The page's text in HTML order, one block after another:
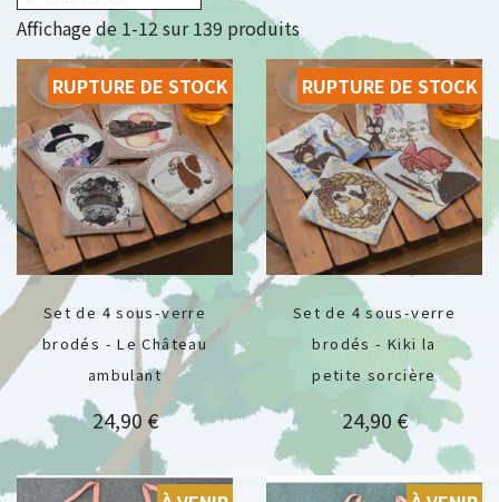
Affichage de 1-12 sur 139 produits
Set de 4 sous-verre
brodés - Le Château
ambulant
Prix
24,90 €
RUPTURE DE STOCK
Set de 4 sous-verre
brodés - Kiki la
petite sorcière
Prix
24,90 €
RUPTURE DE STOCK